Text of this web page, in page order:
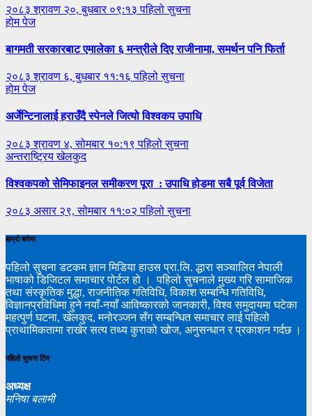
२०८३ श्रावण २०, बुधबार ०९:१३पहिलो सुचना
होम पेज
बागमती सरकारबाट एमालेका ६ मन्त्रीले दिए राजीनामा, समर्थन पनि फिर्ता
२०८३ श्रावण ६, बुधबार ११:१६पहिलो सुचना
होम पेज
अर्जेन्टिनालाई हराउँदै स्पेनले जित्यो विश्वकप उपाधि
२०८३ श्रावण ४, सोमबार १०:१९पहिलो सुचना
अन्तराष्ट्रियखेलकुद
विश्वकपको सेमिफाइनल समीकरण पूरा : उपाधि होडमा सबै पूर्व विजेता
२०८३ असार २९, सोमबार ११:०२पहिलो सुचना
हाम्रो बारेमा
पहिलो सुचना डटकम ज्ञान मिडिया हाउस प्रा.लि. द्धारा सञ्चालित नेपाली
भाषाको डिजिटल समाचार पोर्टल हो । पहिलो सुचनाले मुख्य गरि सामाजिक
तथा संस्कृतिक मुद्धा, राजनीतिक गतिविधि, विकाश सम्बन्धि गतिविधि,
विज्ञानप्रविधिमा हुने नयाँ-नयाँ आविष्कारको जानकारी, विश्व समुदायमा घटेका
महत्पुर्ण घटना, खेलकुद, मनोरञ्जन सँग सम्बन्धित समाचार लाई पहिलो
प्राथामिकतामा राखेर सत्य तथ्य कुराको खोज, अनुसन्धान र प्रकाशन गर्दछ ।
पहिलो सुचना टिम
अध्यक्ष
मनिषा बलामी